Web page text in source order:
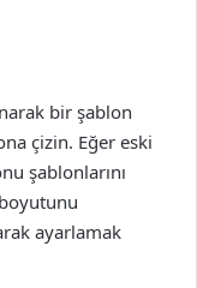
bir şablon
çizin. Eğer eski
şablonlarını
ayarlamak